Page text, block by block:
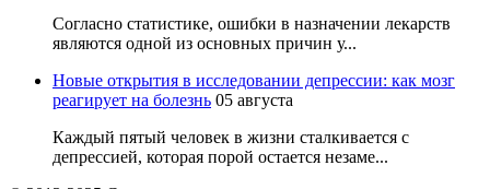
Согласно статистике, ошибки в назначении лекарств
являются одной из основных причин у...
Новые открытия в исследовании депрессии: как мозг
реагирует на болезнь 05 августа
Каждый пятый человек в жизни сталкивается с
депрессией, которая порой остается незаме...